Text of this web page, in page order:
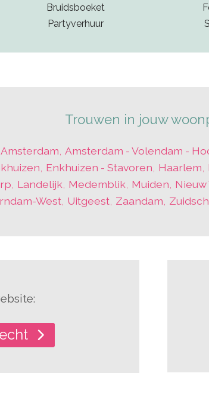
Bruidsboeket
Partyverhuur
Trouwen in jouw
Amsterdam, Amsterdam - Volendam -
, Enkhuizen - Stavoren, Haarlem,
, Landelijk, Medemblik, Muiden,
West, Uitgeest, Zaandam,